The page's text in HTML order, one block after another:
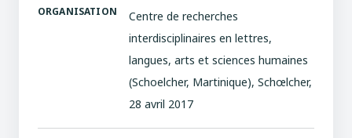
ORGANISATION
Centre de recherches
interdisciplinaires en lettres,
langues, arts et sciences humaines
(Schoelcher, Martinique), Schœlcher,
28 avril 2017